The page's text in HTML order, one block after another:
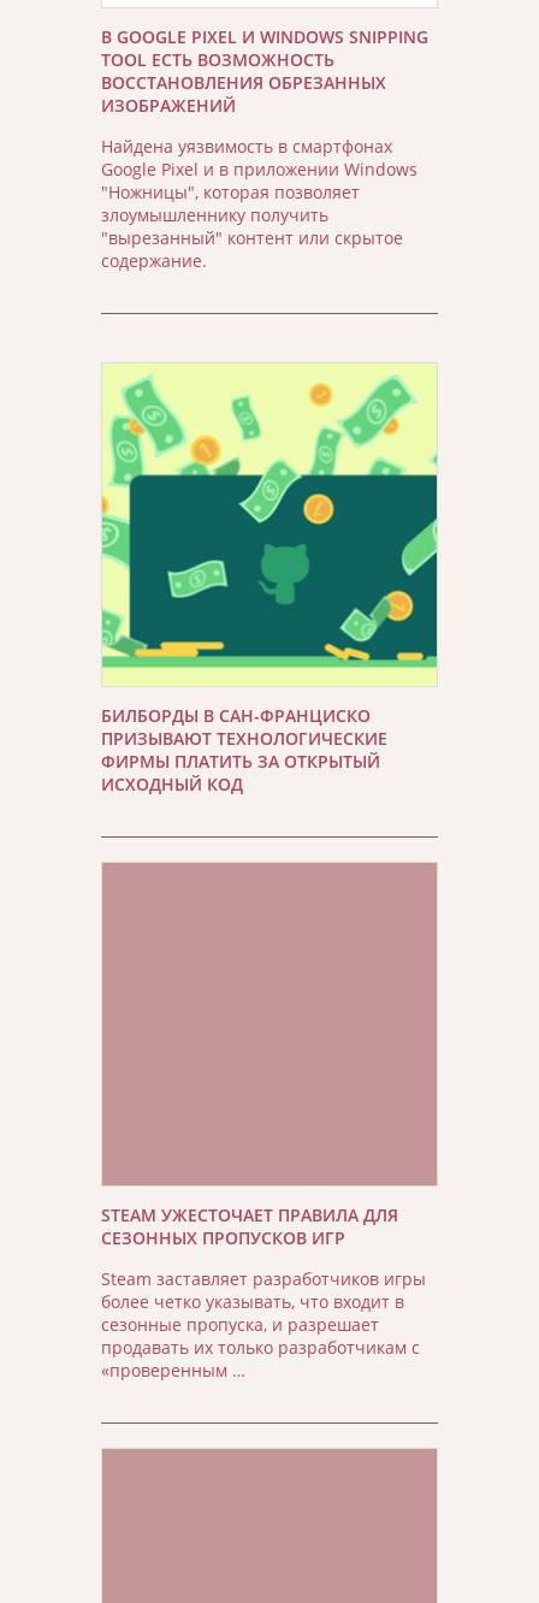
В GOOGLE PIXEL И WINDOWS SNIPPING
TOOL ЕСТЬ ВОЗМОЖНОСТЬ
ВОССТАНОВЛЕНИЯ ОБРЕЗАННЫХ
ИЗОБРАЖЕНИЙ
Найдена уязвимость в смартфонах
Google Pixel и в приложении Windows
"Ножницы", которая позволяет
злоумышленнику получить
"вырезанный" контент или скрытое
содержание.
БИЛБОРДЫ В САН-ФРАНЦИСКО
ПРИЗЫВАЮТ ТЕХНОЛОГИЧЕСКИЕ
ФИРМЫ ПЛАТИТЬ ЗА ОТКРЫТЫЙ
ИСХОДНЫЙ КОД
STEAM УЖЕСТОЧАЕТ ПРАВИЛА ДЛЯ
СЕЗОННЫХ ПРОПУСКОВ ИГР
Steam заставляет разработчиков игры
более четко указывать, что входит в
сезонные пропуска, и разрешает
продавать их только разработчикам с
«проверенным …